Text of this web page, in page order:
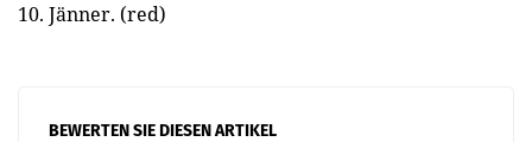
10. Jänner. (red)
BEWERTEN SIE DIESEN ARTIKEL